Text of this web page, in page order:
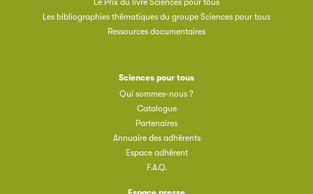
Le Prix du livre Sciences pour tous
Les bibliographies thématiques du groupe Sciences pour tous
Ressources documentaires
Sciences pour tous
Qui sommes-nous ?
Catalogue
Partenaires
Annuaire des adhérents
Espace adhérent
F.A.Q.